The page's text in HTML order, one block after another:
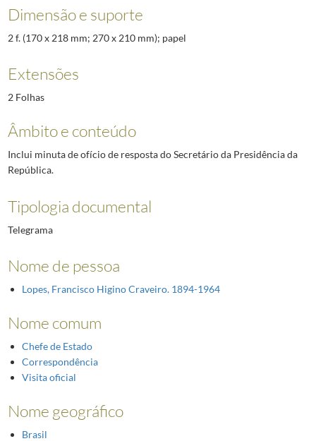
Dimensão e suporte
2 f. (170 x 218 mm; 270 x 210 mm); papel
Extensões
2 Folhas
Âmbito e conteúdo
Inclui minuta de ofício de resposta do Secretário da Presidência da
República.
Tipologia documental
Telegrama
Nome de pessoa
Lopes, Francisco Higino Craveiro. 1894-1964
Nome comum
Chefe de Estado
Correspondência
Visita oficial
Nome geográfico
Brasil